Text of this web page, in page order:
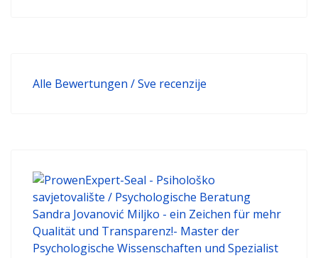
Alle Bewertungen / Sve recenzije